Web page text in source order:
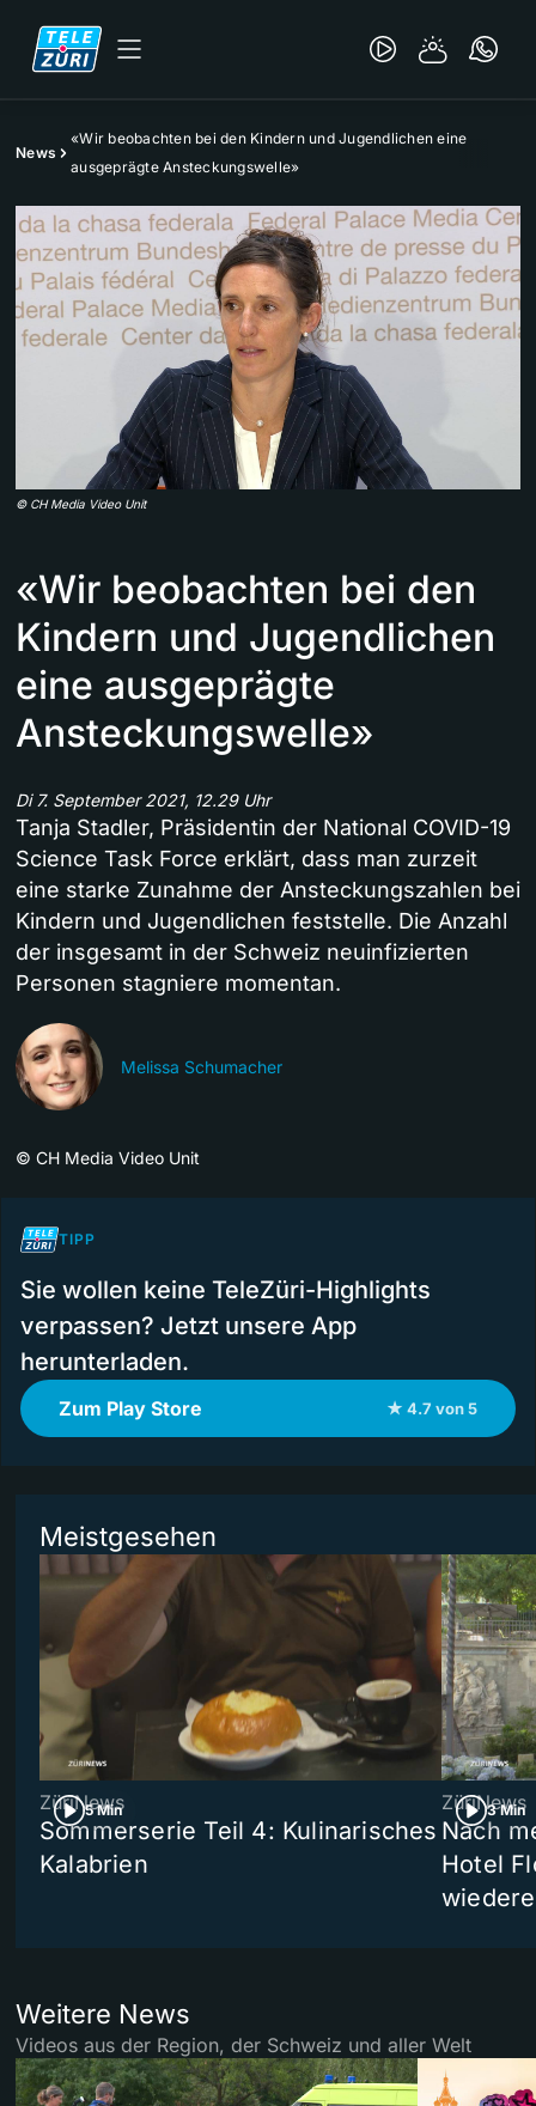
News
«Wir beobachten bei den Kindern und Jugendlichen eine
ausgeprägte Ansteckungswelle»
© CH Media Video Unit
«Wir beobachten bei den
Kindern und Jugendlichen
eine ausgeprägte
Ansteckungswelle»
Di 7. September 2021, 12.29 Uhr
Tanja Stadler, Präsidentin der National COVID-19
Science Task Force erklärt, dass man zurzeit
eine starke Zunahme der Ansteckungszahlen bei
Kindern und Jugendlichen feststelle. Die Anzahl
der insgesamt in der Schweiz neuinfizierten
Personen stagniere momentan.
Melissa Schumacher
© CH Media Video Unit
TIPP
Sie wollen keine TeleZüri-Highlights
verpassen? Jetzt unsere App
herunterladen.
Zum Play Store ★ 4.7 von 5
Meistgesehen
5 Min
ZüriNews
Sommerserie Teil 4: Kulinarisches
Kalabrien
3 Min
ZüriNews
Nach
Hotel
Weitere News
Videos aus der Region, der Schweiz und aller Welt